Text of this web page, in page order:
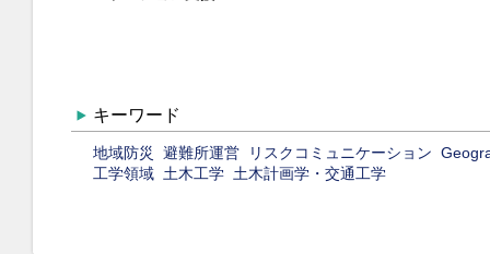
キーワード
地域防災 避難所運営 リスクコミュニケーション
工学領域 土木工学 土木計画学・交通工学